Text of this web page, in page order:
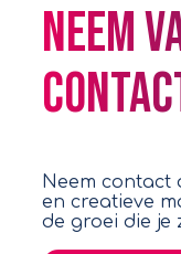
Neem
Neem contact
en creatieve
de groei die je